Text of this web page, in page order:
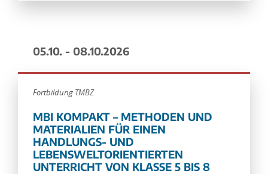
05.10. - 08.10.2026
Fortbildung TMBZ
MBI KOMPAKT – METHODEN UND
MATERIALIEN FÜR EINEN
HANDLUNGS- UND
LEBENSWELTORIENTIERTEN
UNTERRICHT VON KLASSE 5 BIS 8